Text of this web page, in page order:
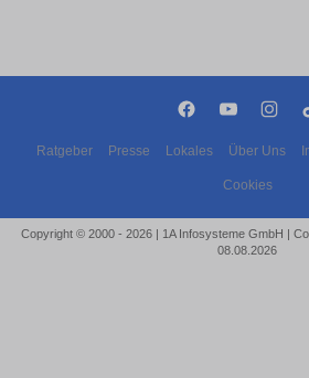
Ratgeber Presse Lokales Über Uns
Cookies
Copyright © 2000 - 2026 | 1A Infosysteme GmbH |
08.08.2026